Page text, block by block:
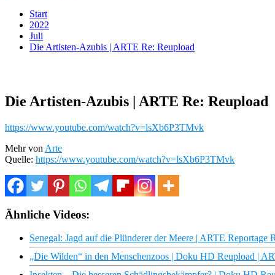
Start
2022
Juli
Die Artisten-Azubis | ARTE Re: Reupload
Die Artisten-Azubis | ARTE Re: Reupload
https://www.youtube.com/watch?v=lsXb6P3TMvk
Mehr von Arte
Quelle: https://www.youtube.com/watch?v=lsXb6P3TMvk
Ähnliche Videos:
Senegal: Jagd auf die Plünderer der Meere | ARTE Reportage
„Die Wilden“ in den Menschenzoos | Doku HD Reupload |